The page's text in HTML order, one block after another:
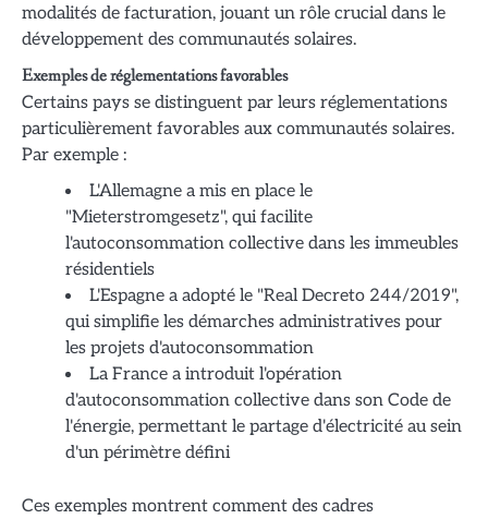
modalités de facturation, jouant un rôle crucial dans le
développement des communautés solaires.
Exemples de réglementations favorables
Certains pays se distinguent par leurs réglementations
particulièrement favorables aux communautés solaires.
Par exemple :
L'Allemagne a mis en place le
"Mieterstromgesetz", qui facilite
l'autoconsommation collective dans les immeubles
résidentiels
L'Espagne a adopté le "Real Decreto 244/2019",
qui simplifie les démarches administratives pour
les projets d'autoconsommation
La France a introduit l'opération
d'autoconsommation collective dans son Code de
l'énergie, permettant le partage d'électricité au sein
d'un périmètre défini
Ces exemples montrent comment des cadres